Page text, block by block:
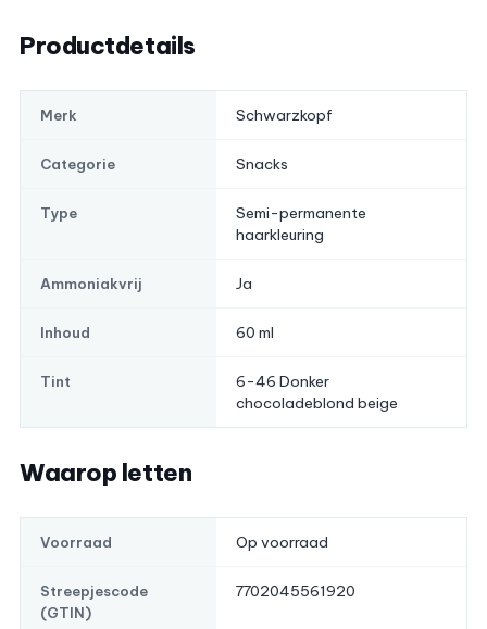
Productdetails
Merk Schwarzkopf
Categorie Snacks
Type
Semi-permanente
haarkleuring
Ammoniakvrij Ja
Inhoud 60 ml
Tint
6-46 Donker
chocoladeblond beige
Waarop letten
Voorraad Op voorraad
Streepjescode
(GTIN)
7702045561920